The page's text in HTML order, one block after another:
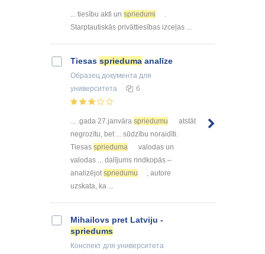
... tiesību akti un spriedumi
.
Starptautiskās privāttiesības izceļas ...
Tiesas sprieduma analīze
Образец документа для
университета
6
... .gada 27.janvāra spriedumu
atstāt
negrozītu, bet ... sūdzību noraidīti.
Tiesas sprieduma
valodas un
valodas ... dalījums rindkopās –
analizējotspriedumu
, autore
uzskata, ka ...
Mihailovs pret Latviju -
spriedums
Конспект для университета